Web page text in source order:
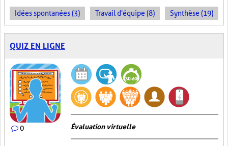
Idées spontanées (3) Travail d'équipe (8) Synthèse (19)
QUIZ EN LIGNE
0 Évaluation virtuelle